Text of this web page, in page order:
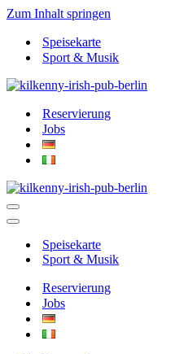
Zum Inhalt springen
Speisekarte
Sport & Musik
Reservierung
Jobs
Navigationsmenü
Navigationsmenü
Speisekarte
Sport & Musik
Reservierung
Jobs